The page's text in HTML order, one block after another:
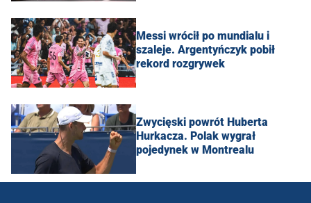
Messi wrócił po mundialu i
szaleje. Argentyńczyk pobił
rekord rozgrywek
Zwycięski powrót Huberta
Hurkacza. Polak wygrał
pojedynek w Montrealu